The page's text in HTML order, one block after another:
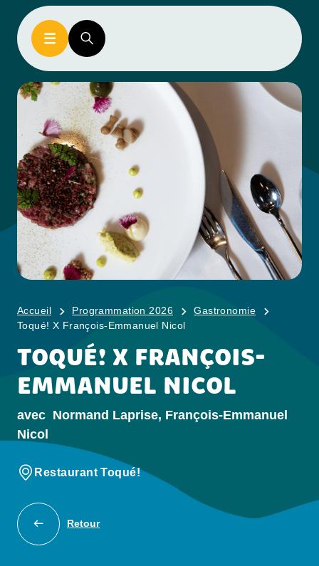
Accueil Programmation 2026
Gastronomie
Toqué! X François-Emmanuel Nicol
TOQUÉ! X FRANÇOIS-
EMMANUEL NICOL
avec Normand Laprise, François-Emmanuel
Nicol
Restaurant Toqué!
Retour